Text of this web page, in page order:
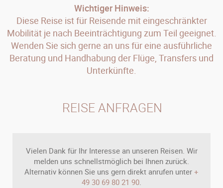
Wichtiger Hinweis:
Diese Reise ist für Reisende mit eingeschränkter
Mobilität je nach Beeinträchtigung zum Teil geeignet.
Wenden Sie sich gerne an uns für eine ausführliche
Beratung und Handhabung der Flüge, Transfers und
Unterkünfte.
REISE ANFRAGEN
Vielen Dank für Ihr Interesse an unseren Reisen. Wir
melden uns schnellstmöglich bei Ihnen zurück.
Alternativ können Sie uns gern direkt anrufen unter +
49 30 69 80 21 90.